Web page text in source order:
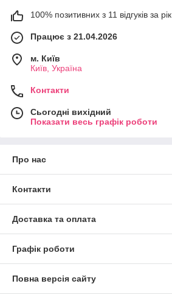
100% позитивних з 11 відгуків за рік
Працює з 21.04.2026
м. Київ
Київ, Україна
Контакти
Сьогодні вихідний
Показати весь графік роботи
Про нас
Контакти
Доставка та оплата
Графік роботи
Повна версія сайту